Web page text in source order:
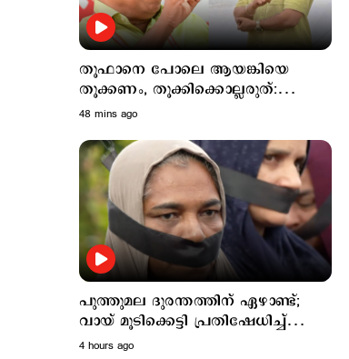
തൂഫാനെ പോലെ ആയങ്കിയെ
തൂക്കണം, തൂക്കിക്കൊല്ലരുത്:
എം.വി.ജയരാജന്‍
48 mins ago
പുത്തുമല ദുരന്തത്തിന് ഏഴാണ്ട്;
വായ് മൂടിക്കെട്ടി പ്രതിഷേധിച്ച്
ദുരന്തബാധിതര്‍
4 hours ago